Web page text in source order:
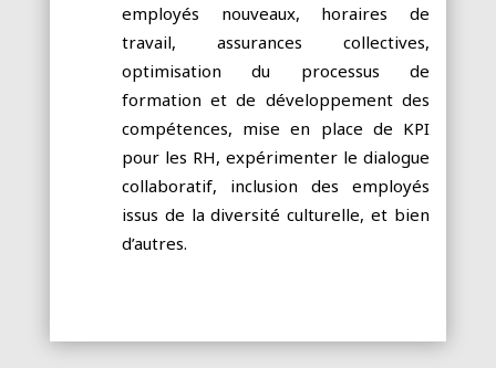
employés nouveaux, horaires de
travail, assurances collectives,
optimisation du processus de
formation et de développement des
compétences, mise en place de KPI
pour les RH, expérimenter le dialogue
collaboratif, inclusion des employés
issus de la diversité culturelle, et bien
d’autres.